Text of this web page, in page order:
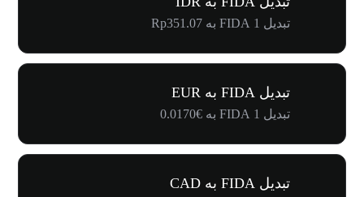
تبدیل 1 FIDA به Rp351.07
تبدیل FIDA به EUR
تبدیل 1 FIDA به €0.0170
تبدیل FIDA به CAD